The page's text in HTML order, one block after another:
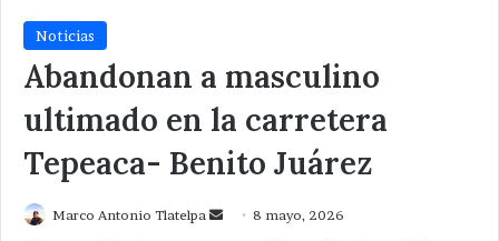
Noticias
Abandonan a masculino
ultimado en la carretera
Tepeaca- Benito Juárez
Marco Antonio Tlatelpa
Send 8 mayo, 2026